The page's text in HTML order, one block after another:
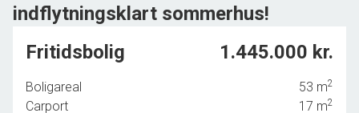
indflytningsklart sommerhus!
sommerhus på en nem og højtbeliggende grund. Nyd
Huset er velholdt og meget rummeligt og er ideelt til den
Fritidsbolig 1.445.000 kr.
Boligareal 53 m2
Carport 17 m2